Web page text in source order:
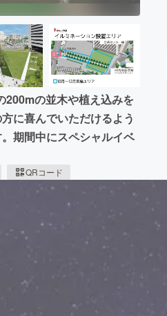
200mの並木や植え込みを
に喜んでいただけるよう
期間中にスペシャルイベ
QRコード